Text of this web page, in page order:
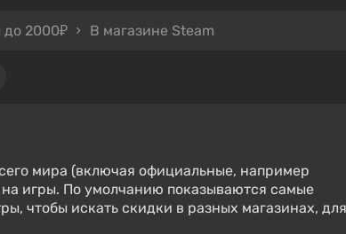
2000₽ В магазине Steam
мира (включая официальные, например
игры. По умолчанию показываются самые
чтобы искать скидки в разных магазинах, для